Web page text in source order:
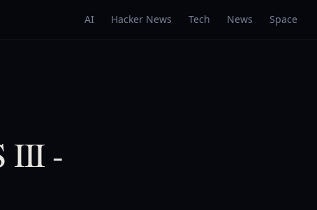
AI Hacker News Tech News Space
III -